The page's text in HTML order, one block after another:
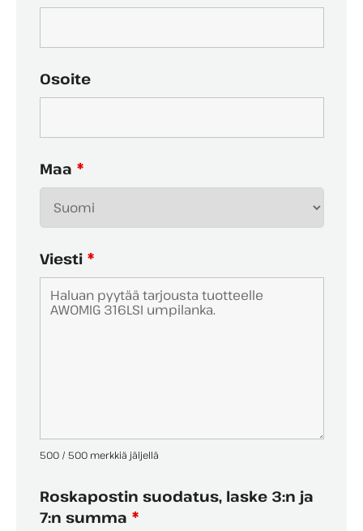
Osoite
Maa *
Viesti *
500 / 500 merkkiä jäljellä
Roskapostin suodatus, laske 3:n ja
7:n summa *